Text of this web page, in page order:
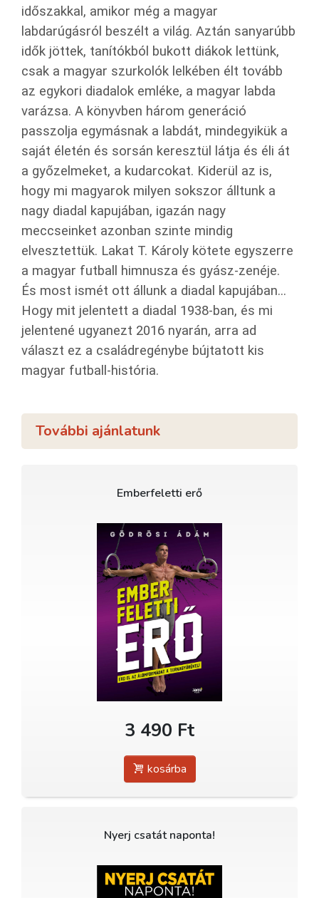
időszakkal, amikor még a magyar
labdarúgásról beszélt a világ. Aztán sanyarúbb
idők jöttek, tanítókból bukott diákok lettünk,
csak a magyar szurkolók lelkében élt tovább
az egykori diadalok emléke, a magyar labda
varázsa. A könyvben három generáció
passzolja egymásnak a labdát, mindegyikük a
saját életén és sorsán keresztül látja és éli át
a győzelmeket, a kudarcokat. Kiderül az is,
hogy mi magyarok milyen sokszor álltunk a
nagy diadal kapujában, igazán nagy
meccseinket azonban szinte mindig
elvesztettük. Lakat T. Károly kötete egyszerre
a magyar futball himnusza és gyász-zenéje.
És most ismét ott állunk a diadal kapujában...
Hogy mit jelentett a diadal 1938-ban, és mi
jelentené ugyanezt 2016 nyarán, arra ad
választ ez a családregénybe bújtatott kis
magyar futball-história.
További ajánlatunk
Emberfeletti erő
3 490 Ft
kosárba
Nyerj csatát naponta!